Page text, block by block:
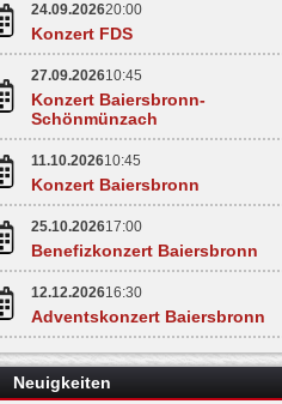
24.09.202620:00
Konzert FDS
27.09.202610:45
Konzert Baiersbronn-
Schönmünzach
11.10.202610:45
Konzert Baiersbronn
25.10.202617:00
Benefizkonzert Baiersbronn
12.12.202616:30
Adventskonzert Baiersbronn
Neuigkeiten